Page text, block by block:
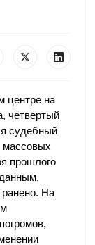
центре на
четвертый
судебный
массовых
прошлого
ранено. На